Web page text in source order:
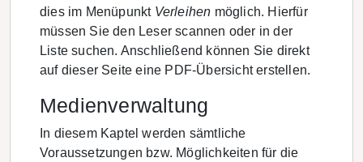
dies im Menüpunkt Verleihen möglich. Hierfür
müssen Sie den Leser scannen oder in der
Liste suchen. Anschließend können Sie direkt
auf dieser Seite eine PDF-Übersicht erstellen.
Medienverwaltung
In diesem Kaptel werden sämtliche
Voraussetzungen bzw. Möglichkeiten für die